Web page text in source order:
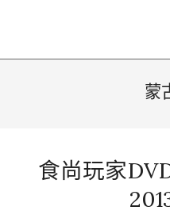
蒙
食尚玩家